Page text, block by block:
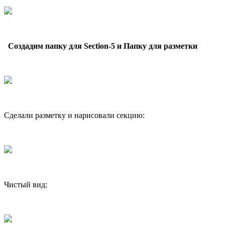
Создадим папку для Section-5 и Папку для разметки
Сделали разметку и нарисовали секцию:
Чистый вид: